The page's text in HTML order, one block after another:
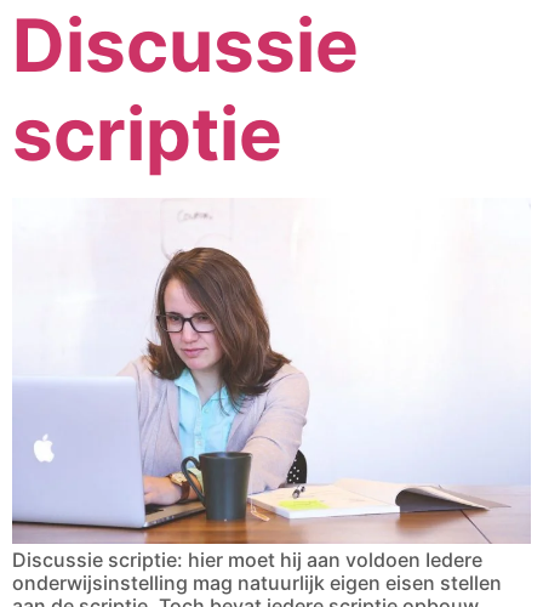
Discussie
scriptie
Discussie scriptie: hier moet hij aan voldoen Iedere
onderwijsinstelling mag natuurlijk eigen eisen stellen